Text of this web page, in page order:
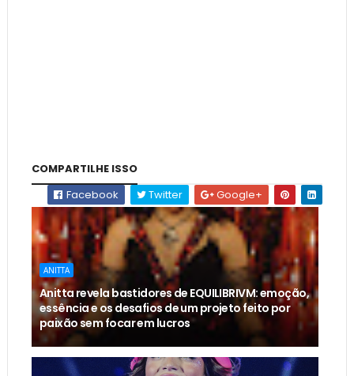
COMPARTILHE ISSO
Facebook
Twitter Google+
ANITTA
Anitta revela bastidores de EQUILIBRIVM: emoção,
essência e os desafios de um projeto feito por
paixão sem focar em lucros